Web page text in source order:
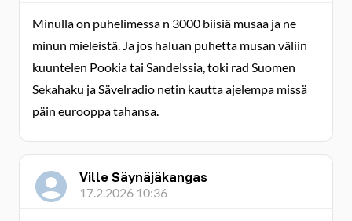
Minulla on puhelimessa n 3000 biisiä musaa ja ne
minun mieleistä. Ja jos haluan puhetta musan väliin
kuuntelen Pookia tai Sandelssia, toki rad Suomen
Sekahaku ja Sävelradio netin kautta ajelempa missä
päin eurooppa tahansa.
Ville Säynäjäkangas
17.2.2026 10:36